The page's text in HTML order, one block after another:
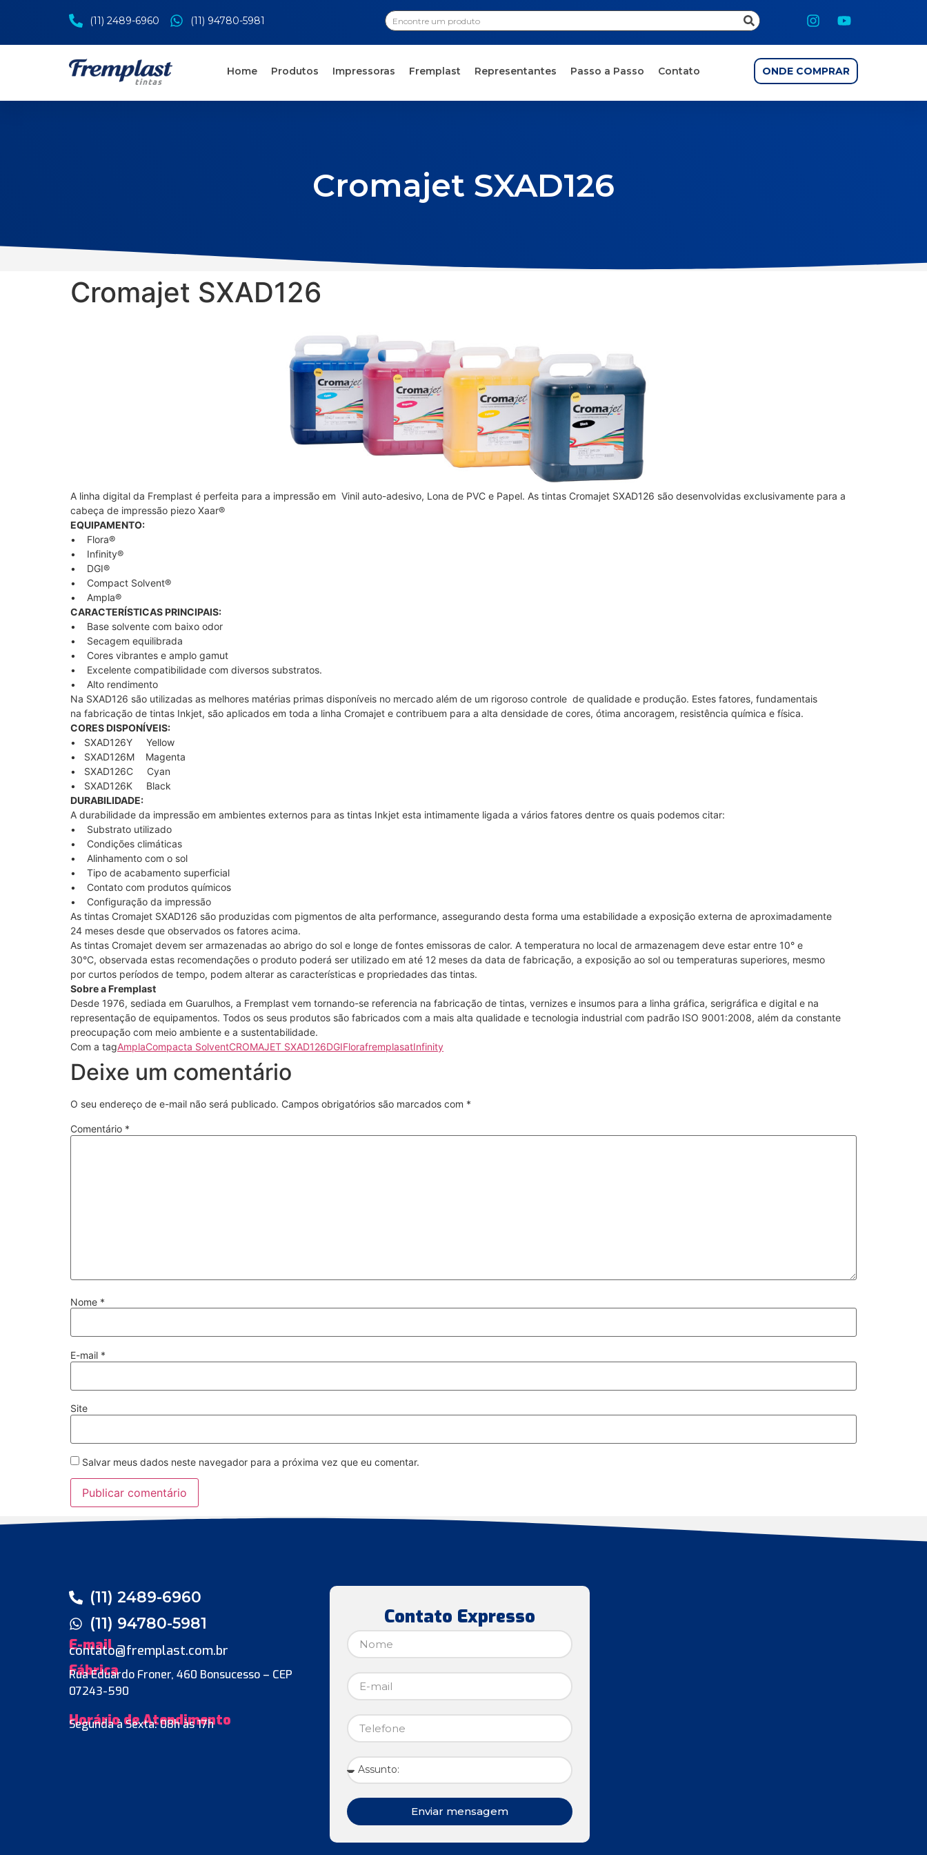
(11) 2489-6960 (11) 94780-5981
Home Produtos Impressoras Fremplast Representantes Passo a Passo Contato ONDE COMPRAR
Cromajet SXAD126
Cromajet SXAD126
A linha digital da Fremplast é perfeita para a impressão em Vinil auto-adesivo, Lona de PVC e Papel. As tintas Cromajet SXAD126 são desenvolvidas exclusivamente para a
cabeça de impressão piezo Xaar®
EQUIPAMENTO:
• Flora®
• Infinity®
• DGI®
• Compact Solvent®
• Ampla®
CARACTERÍSTICAS PRINCIPAIS:
• Base solvente com baixo odor
• Secagem equilibrada
• Cores vibrantes e amplo gamut
• Excelente compatibilidade com diversos substratos.
• Alto rendimento
Na SXAD126 são utilizadas as melhores matérias primas disponíveis no mercado além de um rigoroso controle de qualidade e produção. Estes fatores, fundamentais
na fabricação de tintas Inkjet, são aplicados em toda a linha Cromajet e contribuem para a alta densidade de cores, ótima ancoragem, resistência química e física.
CORES DISPONÍVEIS:
• SXAD126Y Yellow
• SXAD126M Magenta
• SXAD126C Cyan
• SXAD126K Black
DURABILIDADE:
A durabilidade da impressão em ambientes externos para as tintas Inkjet esta intimamente ligada a vários fatores dentre os quais podemos citar:
• Substrato utilizado
• Condições climáticas
• Alinhamento com o sol
• Tipo de acabamento superficial
• Contato com produtos químicos
• Configuração da impressão
As tintas Cromajet SXAD126 são produzidas com pigmentos de alta performance, assegurando desta forma uma estabilidade a exposição externa de aproximadamente
24 meses desde que observados os fatores acima.
As tintas Cromajet devem ser armazenadas ao abrigo do sol e longe de fontes emissoras de calor. A temperatura no local de armazenagem deve estar entre 10° e
30°C, observada estas recomendações o produto poderá ser utilizado em até 12 meses da data de fabricação, a exposição ao sol ou temperaturas superiores, mesmo
por curtos períodos de tempo, podem alterar as características e propriedades das tintas.
Sobre a Fremplast
Desde 1976, sediada em Guarulhos, a Fremplast vem tornando-se referencia na fabricação de tintas, vernizes e insumos para a linha gráfica, serigráfica e digital e na
representação de equipamentos. Todos os seus produtos são fabricados com a mais alta qualidade e tecnologia industrial com padrão ISO 9001:2008, além da constante
preocupação com meio ambiente e a sustentabilidade.
Com a tagAmplaCompacta SolventCROMAJET SXAD126DGIFlorafremplasatInfinity
Deixe um comentário
O seu endereço de e-mail não será publicado. Campos obrigatórios são marcados com *
Comentário *
Nome *
E-mail *
Site
Salvar meus dados neste navegador para a próxima vez que eu comentar.
(11) 2489-6960
(11) 94780-5981
E-mail
contato@fremplast.com.br
Fábrica
Rua Eduardo Froner, 460 Bonsucesso – CEP
07243-590
Horário de Atendimento
Segunda à Sexta: 08h às 17h
Contato Expresso
Enviar mensagem